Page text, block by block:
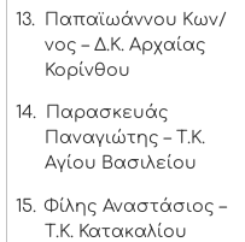
13.
Παπαϊωάννου Κων/
νος – Δ.Κ. Αρχαίας
Κορίνθου
14.
Παρασκευάς
Παναγιώτης – Τ.Κ.
Αγίου Βασιλείου
15. Φίλης Αναστάσιος –
Τ.Κ. Κατακαλίου